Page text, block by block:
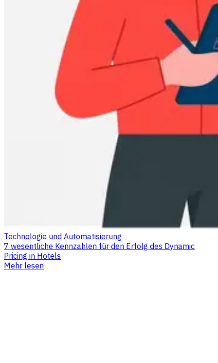
Technologie und Automatisierung
7 wesentliche Kennzahlen für den Erfolg des Dynamic
Pricing in Hotels
Mehr lesen